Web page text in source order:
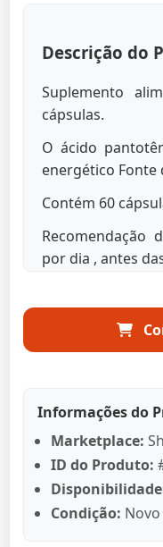
Descrição do
Suplemento
cápsulas.
O ácido
energético Fonte
Contém 60
Recomendação
por dia , antes
em lugar seco
embalagem,
para garantir as
Ingredientes:
Antiumectante
Composição da
água purificada. .
NÃO CONTÉM
Informações do
Marketplace:
ID do Produto:
Condição: Novo